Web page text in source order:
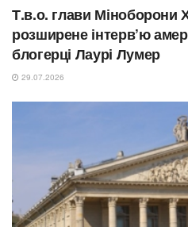
Т.в.о. глави Міноборони
розширене інтерв’ю
блогерці Лаурі Лумер
29.07.2026